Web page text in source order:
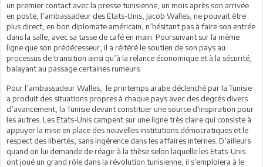
un premier contact avec la presse tunisienne, un mois après son arrivée
en poste, l’ambassadeur des Etats-Unis, Jacob Walles, ne pouvait être
plus direct, en bon diplomate américain, n’hésitant pas à faire son entrée
dans la salle, avec sa tasse de café en main. Poursuivant sur la même
ligne que son prédécesseur, il a réitéré le soutien de son pays au
processus de transition ainsi qu’à la relance économique et à la sécurité,
balayant au passage certaines rumeurs.
Pour l’ambassadeur Walles, le printemps arabe déclenché par la Tunisie
a produit des situations propres à chaque pays avec des degrés divers
d’avancement, la Tunisie devant constituer une source d'inspiration pour
les autres. Les Etats-Unis campent sur une ligne très claire qui consiste à
appuyer la mise en place des nouvelles institutions démocratiques et le
respect des libertés, sans ingérence dans les affaires internes. D’ailleurs
quand on lui demande de réagir à la thèse selon laquelle les Etats-Unis
ont joué un grand rôle dans la révolution tunisienne, il s’emploiera à le